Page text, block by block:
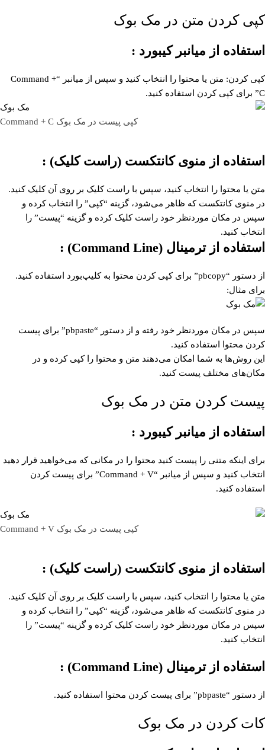
كپی كردن متن در مک بوک
استفاده از میانبر کیبورد :
کپی کردن: متن یا محتوا را انتخاب کنید و سپس از میانبر “Command +
C” برای کپی کردن استفاده کنید.
کپی پیست در مک بوک Command + C
استفاده از منوی کانتکست (راست کلیک) :
متن یا محتوا را انتخاب کنید، سپس با راست کلیک بر روی آن کلیک کنید.
در منوی کانتکست که ظاهر می‌شود، گزینه “کپی” را انتخاب کرده و
سپس در مکان موردنظر خود راست کلیک کرده و گزینه “پیست” را
انتخاب کنید.
استفاده از ترمینال (Command Line) :
از دستور “pbcopy” برای کپی کردن محتوا به کلیپ‌بورد استفاده کنید.
برای مثال:
سپس در مکان موردنظر خود رفته و از دستور “pbpaste” برای پیست
کردن محتوا استفاده کنید.
این روش‌ها به شما امکان می‌دهند متن و محتوا را کپی کرده و در
مکان‌های مختلف پیست کنید.
پیست کردن متن در مک بوک
استفاده از میانبر کیبورد :
برای اینکه متنی را پیست کنید محتوا را در مکانی که می‌خواهید قرار دهید
انتخاب کنید و سپس از میانبر “Command + V” برای پیست کردن
استفاده کنید.
کپی پیست در مک بوک Command + V
استفاده از منوی کانتکست (راست کلیک) :
متن یا محتوا را انتخاب کنید، سپس با راست کلیک بر روی آن کلیک کنید.
در منوی کانتکست که ظاهر می‌شود، گزینه “کپی” را انتخاب کرده و
سپس در مکان موردنظر خود راست کلیک کرده و گزینه “پیست” را
انتخاب کنید.
استفاده از ترمینال (Command Line) :
از دستور “pbpaste” برای پیست کردن محتوا استفاده کنید.
کات کردن در مک بوک